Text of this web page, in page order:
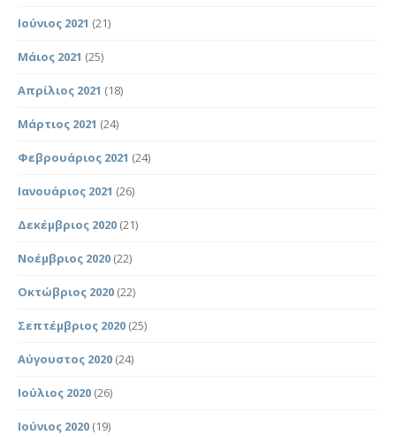
Ιούνιος 2021 (21)
Μάιος 2021 (25)
Απρίλιος 2021 (18)
Μάρτιος 2021 (24)
Φεβρουάριος 2021 (24)
Ιανουάριος 2021 (26)
Δεκέμβριος 2020 (21)
Νοέμβριος 2020 (22)
Οκτώβριος 2020 (22)
Σεπτέμβριος 2020 (25)
Αύγουστος 2020 (24)
Ιούλιος 2020 (26)
Ιούνιος 2020 (19)